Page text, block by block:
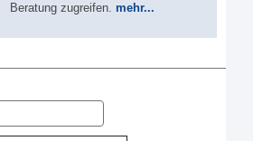
Beratung zugreifen. mehr...